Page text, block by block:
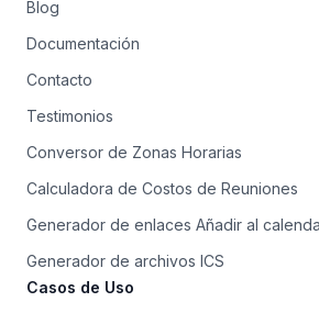
Blog
Documentación
Contacto
Testimonios
Conversor de Zonas Horarias
Calculadora de Costos de Reuniones
Generador de enlaces Añadir al
Generador de archivos ICS
Casos de Uso